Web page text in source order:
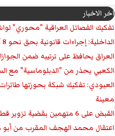
اخر الاخبار
تفكيك الفصائل العراقية "محوري"
الداخلية: إجراءات قانونية بحق نحو 8 آلاف منتسب وموظف منذ بداية 2026
العراق يحافظ على ترتيبه ضمن
الكعبي يحذر من "الدبلوماسية" مع
العبودي: تفكيك شبكة بحوزتها
معينة
القبض على 6 متهمين بقضية تزوير قطع الأراضي في بلدية الناصرية
اعتقال محمد الهجف المقرب من أبو